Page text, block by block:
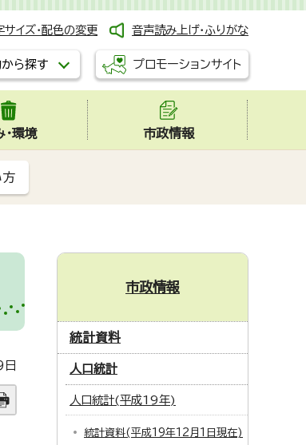
サイズ・配色の変更 音声読み上げ・ふりがな
から探す プロモーションサイト
・環境 市政情報
市政情報
統計資料
人口統計
人口統計(平成19年)
統計資料(平成19年12月1日現在)